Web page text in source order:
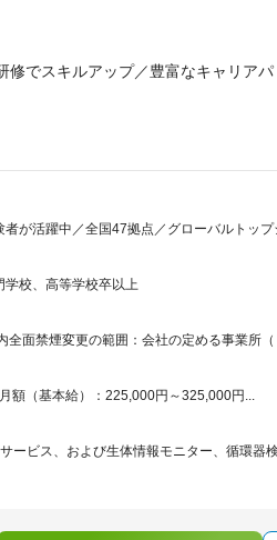
修でスキルアップ／豊富なキャリアパ
が活躍中／全国47拠点／グローバルトッ
学校、高等学校卒以上
面禁煙変更の範囲：会社の定める事業所
額（基本給）：225,000円～325,000円...
ービス、および生体情報モニター、循環器